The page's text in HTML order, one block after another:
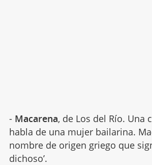
- Macarena, de Los del Río. Una
habla de una mujer bailarina.
nombre de origen griego que
dichoso’.